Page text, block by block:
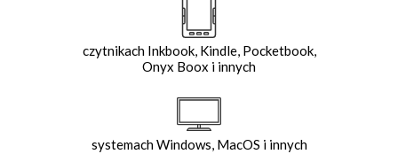
czytnikach Inkbook, Kindle, Pocketbook,
Onyx Boox i innych
systemach Windows, MacOS i innych